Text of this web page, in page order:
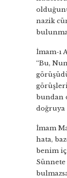
nazik
İmam-ı
“Bu,
bundan
doğruya
İmam
hata,
benim